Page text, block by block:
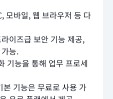
모바일, 웹 브라우저 등 다
이즈급 보안 기능 제공,
능.
기능을 통해 업무 프로세
본 기능은 무료로 사용 가